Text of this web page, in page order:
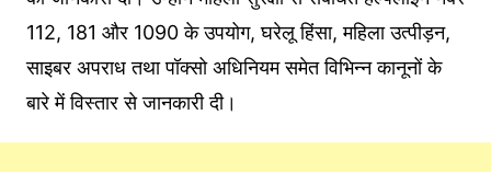
112, 181 और 1090 के उपयोग, घरेलू हिंसा, महिला उत्पीड़न,
साइबर अपराध तथा पॉक्सो अधिनियम समेत विभिन्न कानूनों के
बारे में विस्तार से जानकारी दी।